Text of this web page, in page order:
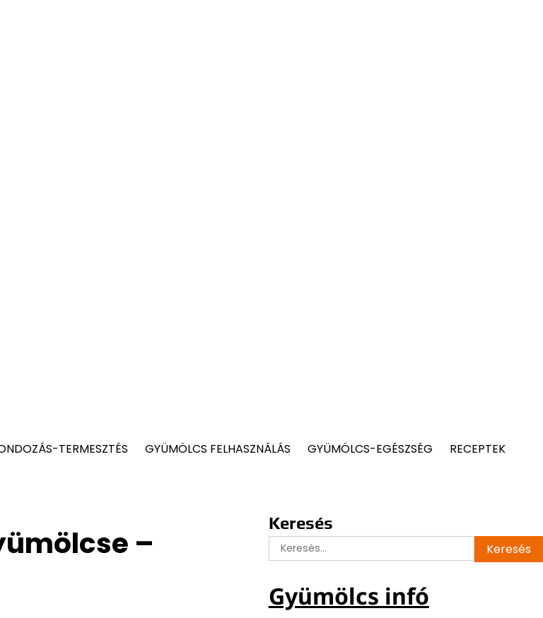
TERMESZTÉS GYÜMÖLCS FELHASZNÁLÁS GYÜMÖLCS-EGÉSZSÉG
RECEPTEK
–
Keresés
Keresés:
Gyümölcs infó